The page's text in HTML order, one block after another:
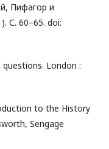
Пифагор и
С. 60–65. doi:
London :
to the History
Sengage